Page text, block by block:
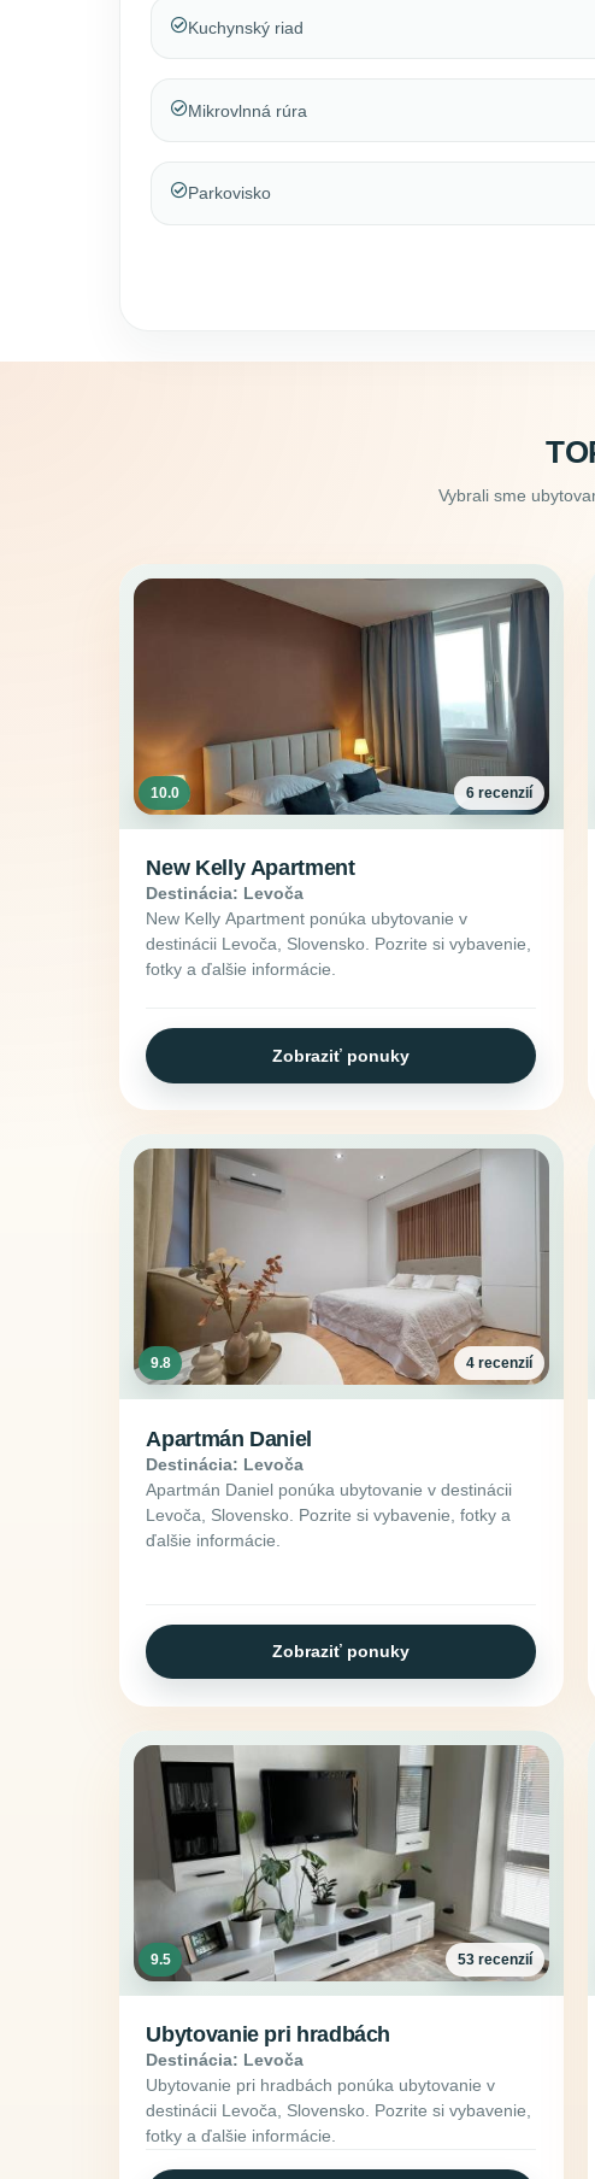
Kuchynský riad
Mikrovlnná rúra
Parkovisko
Vybrali sme
10.0 6 recenzií
New Kelly Apartment
Destinácia: Levoča
New Kelly Apartment ponúka ubytovanie v
destinácii Levoča, Slovensko. Pozrite si vybavenie,
fotky a ďalšie informácie.
Zobraziť ponuky
9.8 4 recenzií
Apartmán Daniel
Destinácia: Levoča
Apartmán Daniel ponúka ubytovanie v destinácii
Levoča, Slovensko. Pozrite si vybavenie, fotky a
ďalšie informácie.
Zobraziť ponuky
9.5 53 recenzií
Ubytovanie pri hradbách
Destinácia: Levoča
Ubytovanie pri hradbách ponúka ubytovanie v
destinácii Levoča, Slovensko. Pozrite si vybavenie,
fotky a ďalšie informácie.